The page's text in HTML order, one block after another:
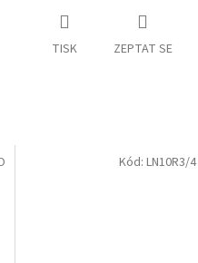
TISK ZEPTAT SE
Kód:LN10R3/4